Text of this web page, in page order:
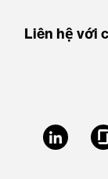
Liên hệ với
LinkedIn